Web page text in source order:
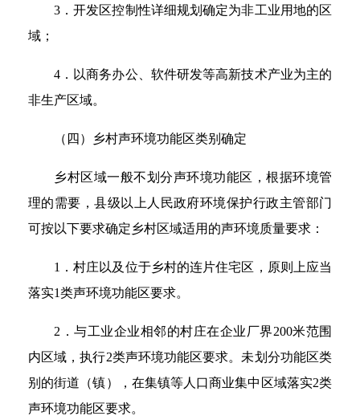
3．开发区控制性详细规划确定为非工业用地的区
域；
4．以商务办公、软件研发等高新技术产业为主的
非生产区域。
（四）乡村声环境功能区类别确定
乡村区域一般不划分声环境功能区，根据环境管
理的需要，县级以上人民政府环境保护行政主管部门
可按以下要求确定乡村区域适用的声环境质量要求：
1．村庄以及位于乡村的连片住宅区，原则上应当
落实1类声环境功能区要求。
2．与工业企业相邻的村庄在企业厂界200米范围
内区域，执行2类声环境功能区要求。未划分功能区类
别的街道（镇），在集镇等人口商业集中区域落实2类
声环境功能区要求。